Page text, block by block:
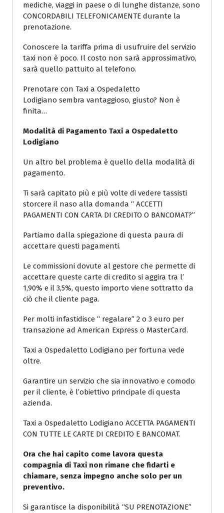
mediche, viaggi in paese o di lunghe distanze, sono
CONCORDABILI TELEFONICAMENTE durante la
prenotazione.
Conoscere la tariffa prima di usufruire del servizio
taxi non è poco. Il costo non sarà approssimativo,
sarà quello pattuito al telefono.
Prenotare con Taxi a Ospedaletto
Lodigiano sembra vantaggioso, giusto? Non è
finita…
Modalità di Pagamento Taxi a Ospedaletto
Lodigiano
Un altro bel problema è quello della modalità di
pagamento.
Ti sarà capitato più e più volte di vedere tassisti
storcere il naso alla domanda “ ACCETTI
PAGAMENTI CON CARTA DI CREDITO O BANCOMAT?”
Partiamo dalla spiegazione di questa paura di
accettare questi pagamenti.
Le commissioni dovute al gestore che permette di
accettare queste carte di credito si aggira tra l’
1,90% e il 3,5%, questo importo viene sottratto da
ciò che il cliente paga.
Per molti infastidisce “ regalare” 2 o 3 euro per
transazione ad American Express o MasterCard.
Taxi a Ospedaletto Lodigiano per fortuna vede
oltre.
Garantire un servizio che sia innovativo e comodo
per il cliente, è l’obiettivo principale di questa
azienda.
Taxi a Ospedaletto Lodigiano ACCETTA PAGAMENTI
CON TUTTE LE CARTE DI CREDITO E BANCOMAT.
Ora che hai capito come lavora questa
compagnia di Taxi non rimane che fidarti e
chiamare, senza impegno anche solo per un
preventivo.
Si garantisce la disponibilità “SU PRENOTAZIONE”